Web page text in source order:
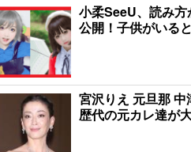
小柔SeeU、読み
公開！子供がいる
宮沢りえ 元旦那
歴代の元カレ達が